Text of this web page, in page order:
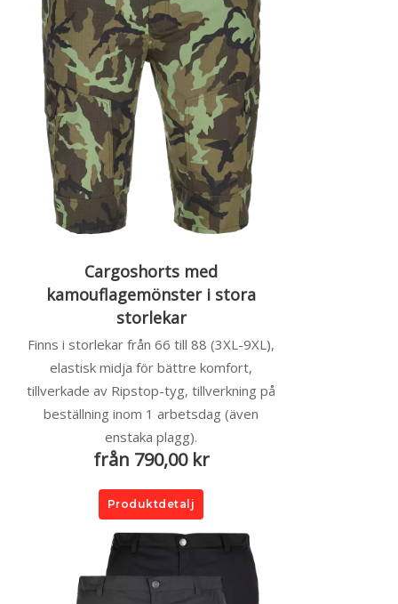
Cargoshorts med
kamouflagemönster i stora
storlekar
Finns i storlekar från 66 till 88 (3XL-9XL),
elastisk midja för bättre komfort,
tillverkade av Ripstop-tyg, tillverkning på
beställning inom 1 arbetsdag (även
enstaka plagg).
från 790,00 kr
Produktdetalj